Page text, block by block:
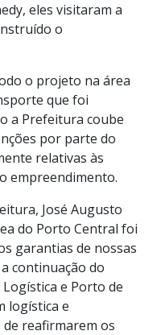
eles visitaram a
o
o projeto na área
que foi
a Prefeitura coube
por parte do
relativas às
empreendimento.
José Augusto
do Porto Central foi
garantias de nossas
continuação do
e Porto de
logística e
reafirmarem os